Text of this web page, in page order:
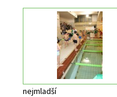
nejmladší